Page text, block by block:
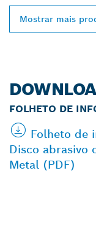
Mostrar mais
FOLHETO DE
Folheto de
Disco abrasivo
Metal (PDF)